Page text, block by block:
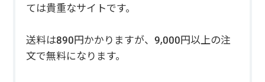
ては貴重なサイトです。
送料は890円かかりますが、9,000円以上の注
文で無料になります。